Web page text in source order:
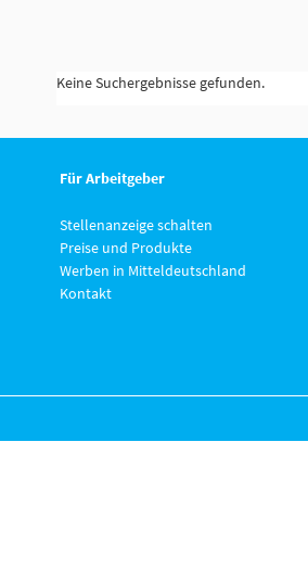
Keine Suchergebnisse gefunden.
Für Arbeitgeber
Stellenanzeige schalten
Preise und Produkte
Werben in Mitteldeutschland
Kontakt